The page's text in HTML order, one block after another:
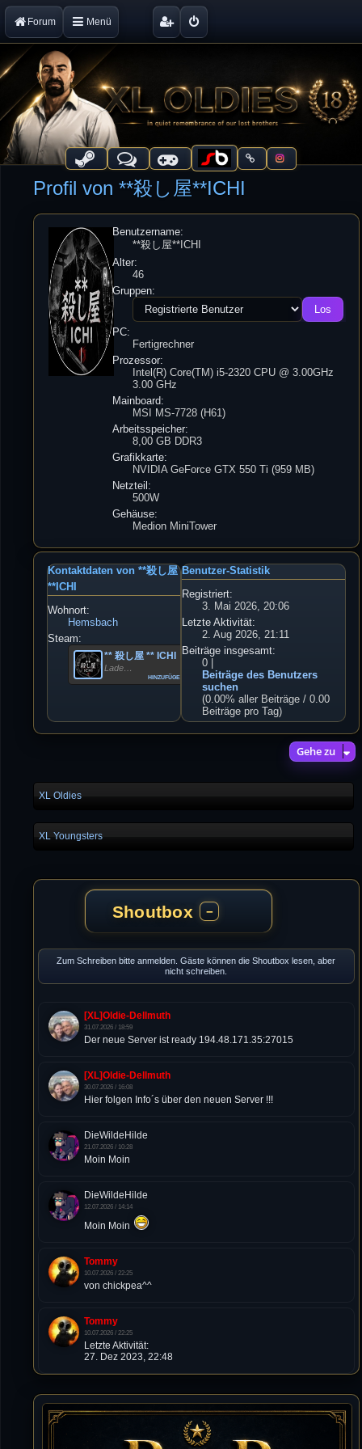
Forum Menü
Profil von **殺し屋**ICHI
Benutzername:
**殺し屋**ICHI
Alter:
46
Gruppen:
PC:
Fertigrechner
Prozessor:
Intel(R) Core(TM) i5-2320 CPU @ 3.00GHz
3.00 GHz
Mainboard:
MSI MS-7728 (H61)
Arbeitsspeicher:
8,00 GB DDR3
Grafikkarte:
NVIDIA GeForce GTX 550 Ti (959 MB)
Netzteil:
500W
Gehäuse:
Medion MiniTower
Kontaktdaten von **殺し屋
**ICHI
Wohnort:
Hemsbach
Steam:
** 殺し屋 ** ICHI
Lade…
hinzufügen
Benutzer-Statistik
Registriert:
3. Mai 2026, 20:06
Letzte Aktivität:
2. Aug 2026, 21:11
Beiträge insgesamt:
0 |
Beiträge des Benutzers
suchen
(0.00% aller Beiträge / 0.00
Beiträge pro Tag)
Gehe zu
XL Oldies
XL Youngsters
Shoutbox −
Zum Schreiben bitte anmelden. Gäste können die Shoutbox lesen, aber
nicht schreiben.
[XL]Oldie-Dellmuth
31.07.2026 / 18:59
Der neue Server ist ready 194.48.171.35:27015
[XL]Oldie-Dellmuth
30.07.2026 / 16:08
Hier folgen Info´s über den neuen Server !!!
DieWildeHilde
21.07.2026 / 10:28
Moin Moin
DieWildeHilde
12.07.2026 / 14:14
Moin Moin
Tommy
10.07.2026 / 22:25
von chickpea^^
Tommy
10.07.2026 / 22:25
Letzte Aktivität:
27. Dez 2023, 22:48
DieWildeHilde
10.07.2026 / 12:48
Happy Birthday Chickpea